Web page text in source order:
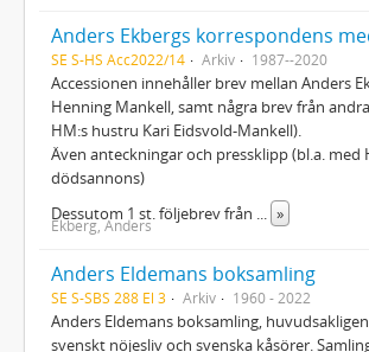
SE S-HS Acc2022/14 Arkiv 1987--2020
Accessionen innehåller brev mellan Anders
Henning Mankell, samt några brev från
HM:s hustru Kari Eidsvold-Mankell).
Även anteckningar och pressklipp (bl.a. med
dödsannons)
Dessutom 1 st. följebrev från
»
Ekberg, Anders
Anders Eldemans boksamling
SE S-SBS 288 El 3 Arkiv 1960 - 2022
Anders Eldemans boksamling,
svenskt nöjesliv och svenska kåsörer.